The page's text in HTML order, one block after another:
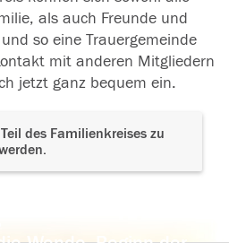
als auch Freunde und
so eine Trauergemeinde
mit anderen Mitgliedern
jetzt ganz bequem ein.
des Familienkreises zu